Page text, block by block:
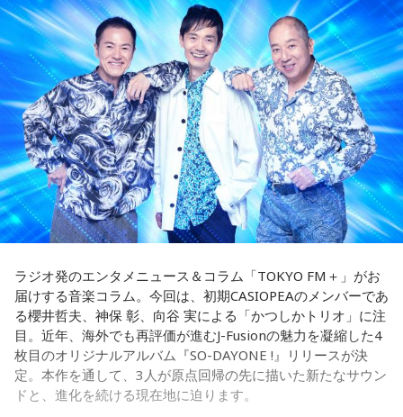
沖縄を訪れたらぜひ足を運んでほしい場所として、ゴリさん
は国際通り近くの「せんべろ街」を紹介しました。「そこだ
け東南アジアの空気感もあるので、1つの場所で2つの旅行を
しているみたい」と、その独特の魅力を語ります。
なかでもおすすめとして挙げたのが「米仙」です。お酒3杯に
寿司5貫の組み合わせがリーズナブルな価格で楽しめ、「石垣
牛の握りが絶品」だと紹介。「炙りと生があるんですけど、
炙らないほうがおすすめです」と、地元ならではの楽しみ方
も教えてくれました。
さらに、「末廣ブルース」も外せない1軒です。建物のレトロ
感が魅力の豚串専門店で、「タンだとかハラミだとかハツ、
レバーとかを味わいながら、昔ながらの雰囲気が楽しめる」
と話します。「けっこうペッパーが強めで、かなりおいしい
豚串です」と太鼓判を押しました。
お気に入りのステーキ店を尋ねられると、ゴリさんは「エメ
ラルドです」と即答。なかでもプレミアムリブステーキにつ
いては、「脂の乗り方、柔らかさ、肉の質がもうレベルが違
います」と熱く語り、長年愛される名店の魅力を紹介しまし
【3位】天秤座（てんびん座）
今日から金星が天秤座へ！！あなた本来の魅力がグッと高ま
る時。人とのご縁にも恵まれやすく、嬉しいお誘いや出会い
があるかもしれません。少しおしゃれして人に会うのもおす
すめ。今日は鏡の前で「今の自分が好きなところ」を3つ見つ
けて褒めてみて！
【4位】射手座（いて座）
「もっと面白いことがしたい！」という気持ちが未来を動か
します。今までのやり方にこだわらず、楽しそうな方へ進ん
でみると思わぬ展開が待っていそう。少し大胆なくらいで
OK。今日はこの夏やりたいことを一つ予定に書き込んでみ
【5位】牡羊座（おひつじ座）
あなたの行動力が誰かの心に火をつける日。今日は周りの反
応を気にするより「私はこれがやりたい！」を大切にしてみ
て。あなたが楽しそうに動くほど仲間も集まってきそうで
す。今夜、明日すぐできる小さな一歩を決めてから寝てみて
ね。
ラジオ発のエンタメニュース＆コラム「TOKYO FM＋」がお
届けする音楽コラム。今回は、初期CASIOPEAのメンバーであ
る櫻井哲夫、神保 彰、向谷 実による「かつしかトリオ」に注
目。近年、海外でも再評価が進むJ-Fusionの魅力を凝縮した4
枚目のオリジナルアルバム『SO-DAYONE !』リリースが決
定。本作を通して、3人が原点回帰の先に描いた新たなサウン
ドと、進化を続ける現在地に迫ります。